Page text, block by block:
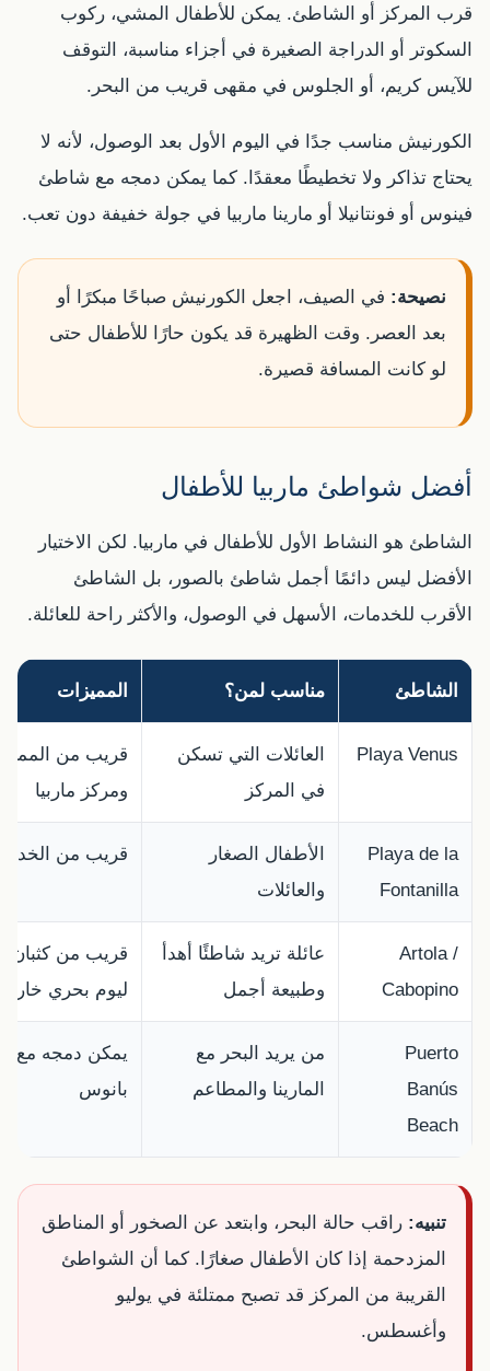
قرب المركز أو الشاطئ. يمكن للأطفال المشي، ركوب
السكوتر أو الدراجة الصغيرة في أجزاء مناسبة، التوقف
للآيس كريم، أو الجلوس في مقهى قريب من البحر.
الكورنيش مناسب جدًا في اليوم الأول بعد الوصول، لأنه لا
يحتاج تذاكر ولا تخطيطًا معقدًا. كما يمكن دمجه مع شاطئ
فينوس أو فونتانيلا أو مارينا ماربيا في جولة خفيفة دون تعب.
نصيحة: في الصيف، اجعل الكورنيش صباحًا مبكرًا أو
بعد العصر. وقت الظهيرة قد يكون حارًا للأطفال حتى
لو كانت المسافة قصيرة.
أفضل شواطئ ماربيا للأطفال
الشاطئ هو النشاط الأول للأطفال في ماربيا. لكن الاختيار
الأفضل ليس دائمًا أجمل شاطئ بالصور، بل الشاطئ
الأقرب للخدمات، الأسهل في الوصول، والأكثر راحة للعائلة.
الشاطئ مناسب لمن؟ المميزات
Playa Venus
العائلات التي تسكن
في المركز
قريب من
ومركز ماربيا
Playa de la
Fontanilla
الأطفال الصغار
والعائلات
قريب من
Artola /
Cabopino
عائلة تريد شاطئًا أهدأ
وطبيعة أجمل
قريب من كثبان
ليوم بحري خارج
Puerto
Banús
Beach
من يريد البحر مع
المارينا والمطاعم
يمكن دمجه مع
بانوس
تنبيه: راقب حالة البحر، وابتعد عن الصخور أو المناطق
المزدحمة إذا كان الأطفال صغارًا. كما أن الشواطئ
القريبة من المركز قد تصبح ممتلئة في يوليو
وأغسطس.